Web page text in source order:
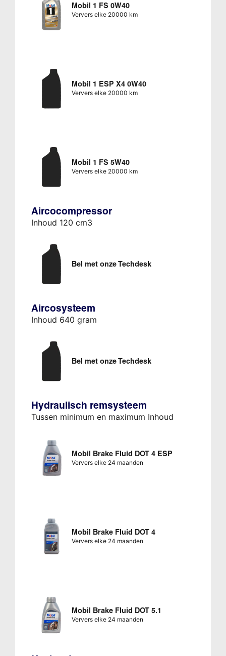
Mobil 1 FS 0W40
Ververs elke 20000 km
Mobil 1 ESP X4 0W40
Ververs elke 20000 km
Mobil 1 FS 5W40
Ververs elke 20000 km
Aircocompressor
Inhoud 120 cm3
Bel met onze Techdesk
Aircosysteem
Inhoud 640 gram
Bel met onze Techdesk
Hydraulisch remsysteem
Tussen minimum en maximum Inhoud
Mobil Brake Fluid DOT 4 ESP
Ververs elke 24 maanden
Mobil Brake Fluid DOT 4
Ververs elke 24 maanden
Mobil Brake Fluid DOT 5.1
Ververs elke 24 maanden